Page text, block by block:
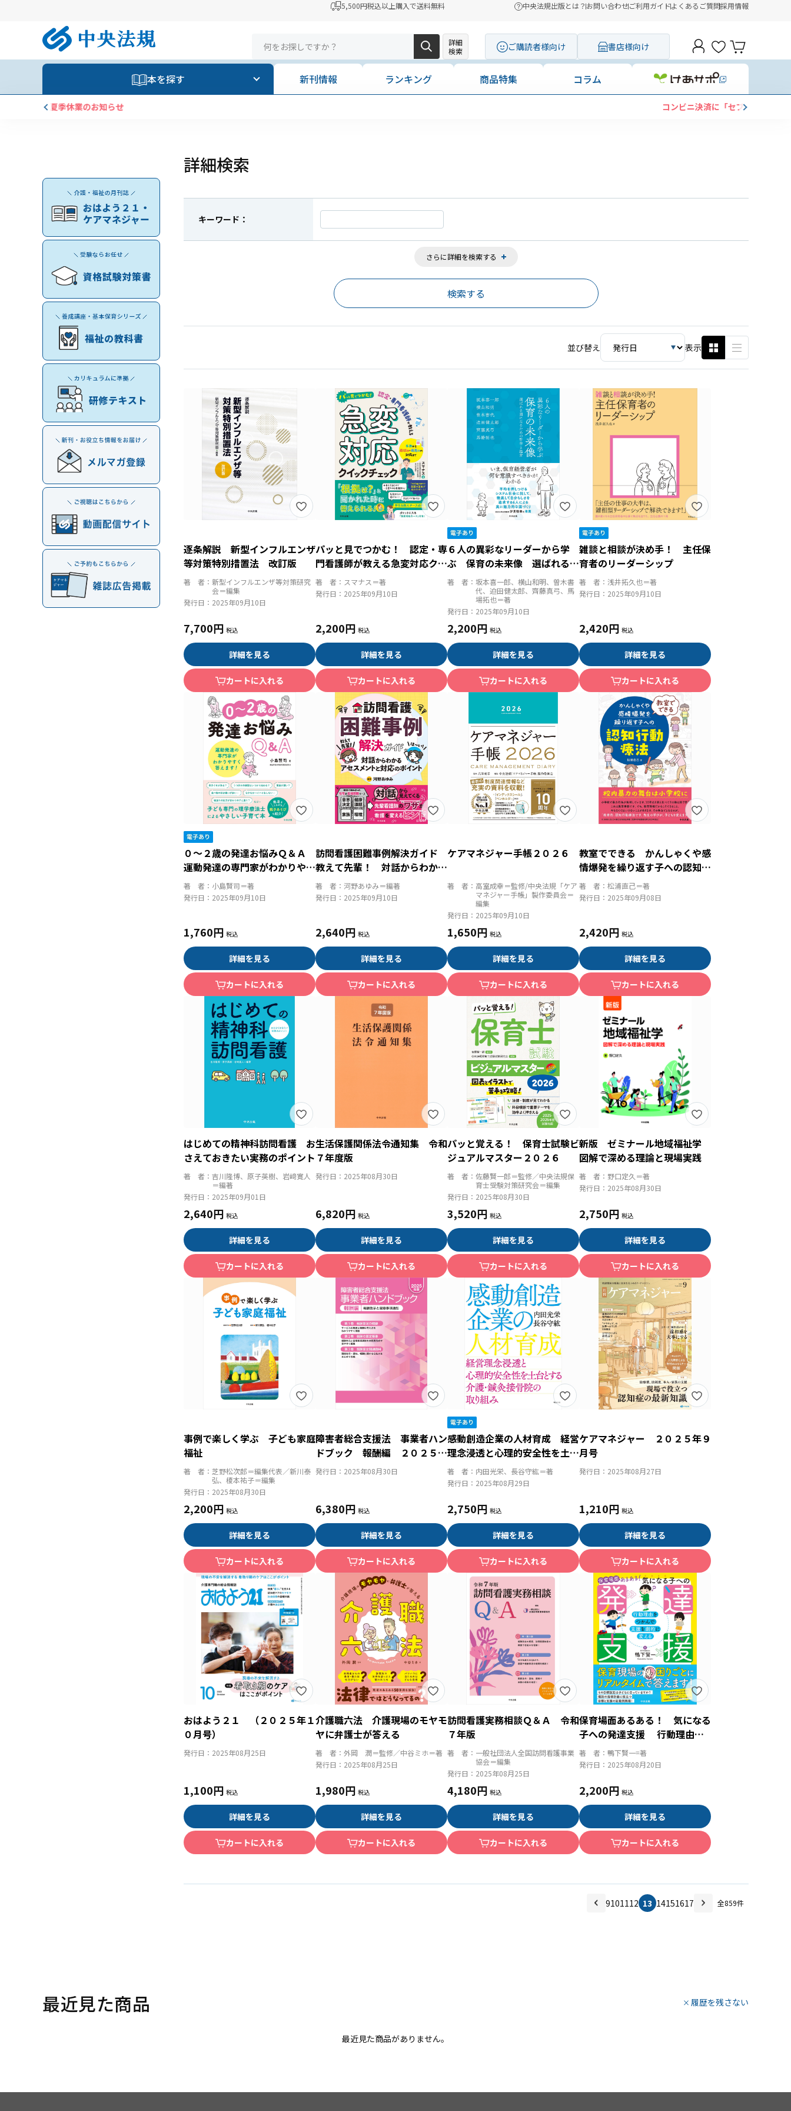
5,500円税込以上購入で送料無料 中央法規出版とは？お問い合わせご利用ガイドよくあるご質問採用情報
詳細
検索
ご購読者様向け 書店様向け
本を探す 新刊情報 ランキング 商品特集 コラム
詳細検索
キーワード：
さらに詳細を検索する
並び替え 表示
逐条解説 新型インフルエンザ
等対策特別措置法 改訂版
著 者： 新型インフルエンザ等対策研究
会＝編集
発行日： 2025年09月10日
7,700円
詳細を見る
カートに入れる
パッと見でつかむ！ 認定・専
門看護師が教える急変対応クイ
ックチェック 予測から症状
別・疾患別の対応まで
著 者： スマナス＝著
発行日： 2025年09月10日
2,200円
詳細を見る
カートに入れる
６人の異彩なリーダーから学
ぶ 保育の未来像 選ばれる園
になるための哲学と経営
著 者： 坂本喜一郎、横山和明、曽木書
代、迫田健太郎、齊藤真弓、馬
場拓也＝著
発行日： 2025年09月10日
2,200円
詳細を見る
カートに入れる
雑談と相談が決め手！ 主任保
育者のリーダーシップ
著 者： 浅井拓久也＝著
発行日： 2025年09月10日
2,420円
詳細を見る
カートに入れる
０～２歳の発達お悩みＱ＆Ａ
運動発達の専門家がわかりやす
く答えます！
著 者： 小島賢司＝著
発行日： 2025年09月10日
1,760円
詳細を見る
カートに入れる
訪問看護困難事例解決ガイド
教えて先輩！ 対話からわかる
アセスメントと対応のポイント
著 者： 河野あゆみ＝編著
発行日： 2025年09月10日
2,640円
詳細を見る
カートに入れる
ケアマネジャー手帳２０２６
著 者： 高室成幸＝監修/中央法規「ケア
マネジャー手帳」製作委員会＝
編集
発行日： 2025年09月10日
1,650円
詳細を見る
カートに入れる
教室でできる かんしゃくや感
情爆発を繰り返す子への認知行
動療法
著 者： 松浦直己＝著
発行日： 2025年09月08日
2,420円
詳細を見る
カートに入れる
はじめての精神科訪問看護 お
さえておきたい実務のポイント
著 者： 吉川隆博、原子英樹、岩﨑寛人
＝編著
発行日： 2025年09月01日
2,640円
詳細を見る
カートに入れる
生活保護関係法令通知集 令和
７年度版
発行日： 2025年08月30日
6,820円
詳細を見る
カートに入れる
パッと覚える！ 保育士試験ビ
ジュアルマスター２０２６
著 者： 佐藤賢一郎＝監修／中央法規保
育士受験対策研究会＝編集
発行日： 2025年08月30日
3,520円
詳細を見る
カートに入れる
新版 ゼミナール地域福祉学
図解で深める理論と現場実践
著 者： 野口定久＝著
発行日： 2025年08月30日
2,750円
詳細を見る
カートに入れる
事例で楽しく学ぶ 子ども家庭
福祉
著 者： 芝野松次郎＝編集代表／新川泰
弘、榎本祐子＝編集
発行日： 2025年08月30日
2,200円
詳細を見る
カートに入れる
障害者総合支援法 事業者ハン
ドブック 報酬編 ２０２５年
版
発行日： 2025年08月30日
6,380円
詳細を見る
カートに入れる
感動創造企業の人材育成 経営
理念浸透と心理的安全性を土台
とする介護・鍼灸接骨院の取り
組み
著 者： 内田光栄、長谷守紘＝著
発行日： 2025年08月29日
2,750円
詳細を見る
カートに入れる
ケアマネジャー ２０２５年９
月号
発行日： 2025年08月27日
1,210円
詳細を見る
カートに入れる
おはよう２１ （２０２５年１
０月号）
発行日： 2025年08月25日
1,100円
詳細を見る
カートに入れる
介護職六法 介護現場のモヤモ
ヤに弁護士が答える
著 者： 外岡 潤＝監修／中谷ミホ＝著
発行日： 2025年08月25日
1,980円
詳細を見る
カートに入れる
訪問看護実務相談Ｑ＆Ａ 令和
７年版
著 者： 一般社団法人全国訪問看護事業
協会＝編集
発行日： 2025年08月25日
4,180円
詳細を見る
カートに入れる
保育場面あるある！ 気になる
子への発達支援 行動理由を
つかんで支援を劇的に変える
著 者： 鴨下賢一=著
発行日： 2025年08月20日
2,200円
詳細を見る
カートに入れる
9101112 13 14151617 全859件
最近見た商品
最近見た商品がありません。
履歴を残さない